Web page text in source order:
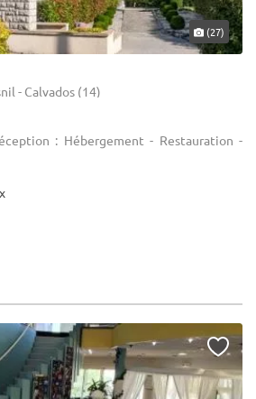
(27)
- Calvados (14)
: Hébergement - Restauration -